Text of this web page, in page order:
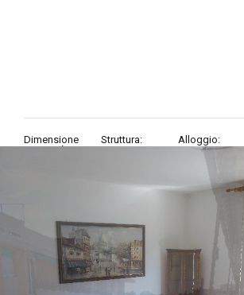
Dimensione
proprietà:
Struttura:
Alloggio:
In buono stato